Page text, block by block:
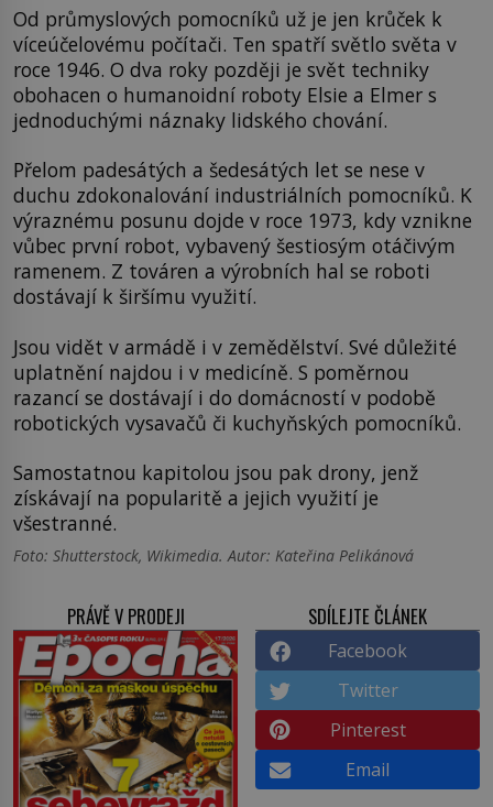
Od průmyslových pomocníků už je jen krůček k
víceúčelovému počítači. Ten spatří světlo světa v
roce 1946. O dva roky později je svět techniky
obohacen o humanoidní roboty Elsie a Elmer s
jednoduchými náznaky lidského chování.
Přelom padesátých a šedesátých let se nese v
duchu zdokonalování industriálních pomocníků. K
výraznému posunu dojde v roce 1973, kdy vznikne
vůbec první robot, vybavený šestiosým otáčivým
ramenem. Z továren a výrobních hal se roboti
dostávají k širšímu využití.
Jsou vidět v armádě i v zemědělství. Své důležité
uplatnění najdou i v medicíně. S poměrnou
razancí se dostávají i do domácností v podobě
robotických vysavačů či kuchyňských pomocníků.
Samostatnou kapitolou jsou pak drony, jenž
získávají na popularitě a jejich využití je
všestranné.
Foto: Shutterstock, Wikimedia. Autor: Kateřina Pelikánová
PRÁVĚ V PRODEJI SDÍLEJTE ČLÁNEK
Facebook
Twitter
Pinterest
Email